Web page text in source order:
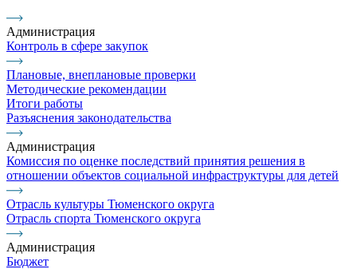
Администрация
Контроль в сфере закупок
Плановые, внеплановые проверки
Методические рекомендации
Итоги работы
Разъяснения законодательства
Администрация
Комиссия по оценке последствий принятия решения в
отношении объектов социальной инфраструктуры для детей
Отрасль культуры Тюменского округа
Отрасль спорта Тюменского округа
Администрация
Бюджет